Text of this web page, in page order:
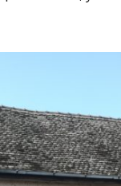
ДРУШТВО
Удружења
РУКЕ
6 августа, 2026